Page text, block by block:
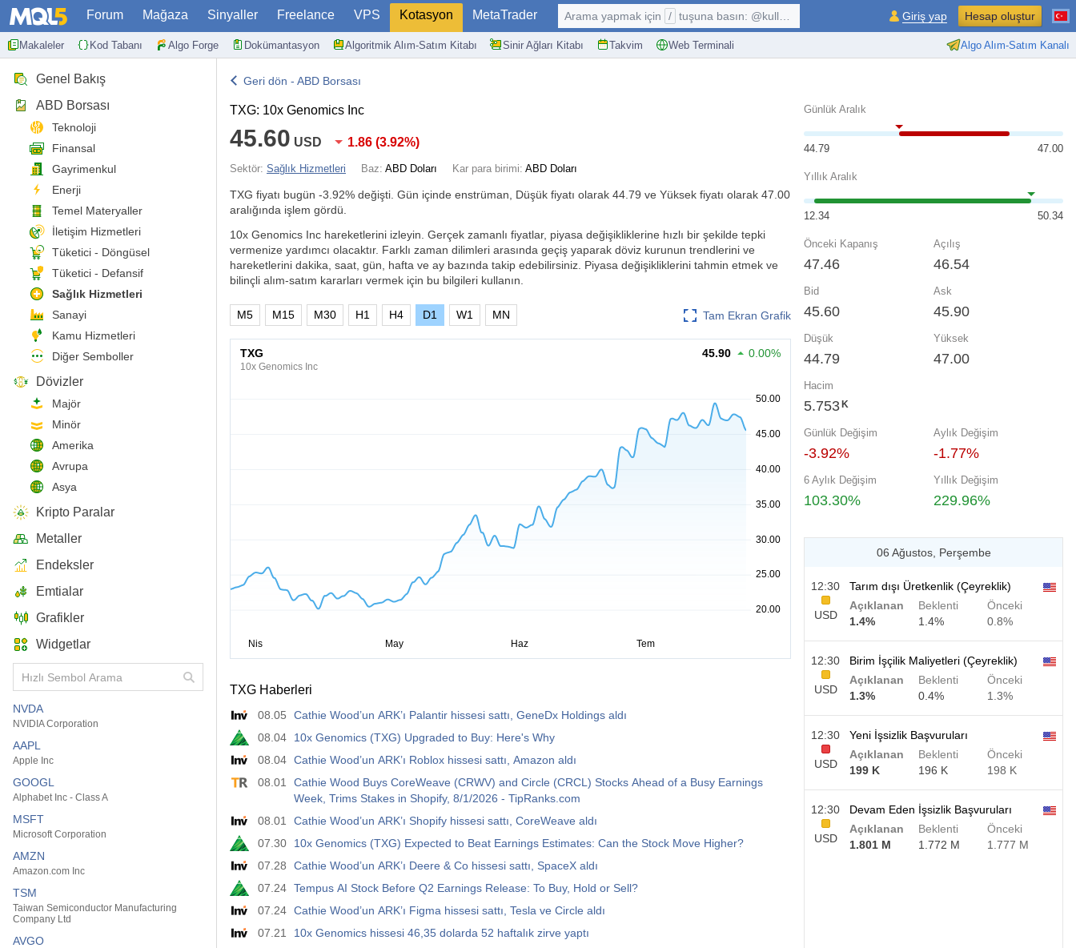
Forum Mağaza Sinyaller Freelance VPS Kotasyon MetaTrader
Makaleler Kod Tabanı Algo Forge Dokümantasyon Algoritmik Alım-Satım Kitabı Sinir Ağları Kitabı Takvim Web Terminali Algo Alım-Satım Kanalı
Arama yapmak için / tuşuna basın: @kullanıcı, $sembol, ... Giriş yap Hesap oluştur
Genel Bakış
ABD Borsası
Teknoloji
Finansal
Gayrimenkul
Enerji
Temel Materyaller
İletişim Hizmetleri
Tüketici - Döngüsel
Tüketici - Defansif
Sağlık Hizmetleri
Sanayi
Kamu Hizmetleri
Diğer Semboller
Dövizler
Majör
Minör
Amerika
Avrupa
Asya
Kripto Paralar
Metaller
Endeksler
Emtialar
Grafikler
Widgetlar
NVDA
NVIDIA Corporation
AAPL
Apple Inc
GOOGL
Alphabet Inc - Class A
MSFT
Microsoft Corporation
AMZN
Amazon.com Inc
TSM
Taiwan Semiconductor Manufacturing
Company Ltd
AVGO
Geri dön - ABD Borsası
TXG: 10x Genomics Inc
45.60 USD 1.86 (3.92%)
Sektör: Sağlık Hizmetleri Baz: ABD Doları Kar para birimi: ABD Doları
TXG fiyatı bugün -3.92% değişti. Gün içinde enstrüman, Düşük fiyatı olarak 44.79 ve Yüksek fiyatı olarak 47.00
aralığında işlem gördü.
10x Genomics Inc hareketlerini izleyin. Gerçek zamanlı fiyatlar, piyasa değişikliklerine hızlı bir şekilde tepki
vermenize yardımcı olacaktır. Farklı zaman dilimleri arasında geçiş yaparak döviz kurunun trendlerini ve
hareketlerini dakika, saat, gün, hafta ve ay bazında takip edebilirsiniz. Piyasa değişikliklerini tahmin etmek ve
bilinçli alım-satım kararları vermek için bu bilgileri kullanın.
Tam Ekran Grafik
M5 M15 M30 H1 H4 D1 W1 MN
TXG
10x Genomics Inc
45.90 0.00%
TXG Haberleri
08.05
Cathie Wood’un ARK’ı Palantir hissesi sattı, GeneDx Holdings aldı
08.04
10x Genomics (TXG) Upgraded to Buy: Here's Why
08.04 Cathie Wood’un ARK’ı Roblox hissesi sattı, Amazon aldı
08.01
Cathie Wood Buys CoreWeave (CRWV) and Circle (CRCL) Stocks Ahead of a Busy Earnings
Week, Trims Stakes in Shopify, 8/1/2026 - TipRanks.com
08.01
Cathie Wood’un ARK’ı Shopify hissesi sattı, CoreWeave aldı
07.30
10x Genomics (TXG) Expected to Beat Earnings Estimates: Can the Stock Move Higher?
07.28
Cathie Wood’un ARK’ı Deere & Co hissesi sattı, SpaceX aldı
07.24 Tempus AI Stock Before Q2 Earnings Release: To Buy, Hold or Sell?
07.24 Cathie Wood’un ARK’ı Figma hissesi sattı, Tesla ve Circle aldı
07.21
10x Genomics hissesi 46,35 dolarda 52 haftalık zirve yaptı
Günlük Aralık
44.79 47.00
Yıllık Aralık
12.34 50.34
Önceki Kapanış
47.46
Açılış
46.54
Bid
45.60
Ask
45.90
Düşük
44.79
Yüksek
47.00
Hacim
5.753 K
Günlük Değişim
-3.92%
Aylık Değişim
-1.77%
6 Aylık Değişim
103.30%
Yıllık Değişim
229.96%
06 Ağustos, Perşembe
12:30
USD
Tarım dışı Üretkenlik (Çeyreklik)
Açıklanan
1.4%
Beklenti
1.4%
Önceki
0.8%
12:30
USD
Birim İşçilik Maliyetleri (Çeyreklik)
Açıklanan
1.3%
Beklenti
0.4%
Önceki
1.3%
12:30
USD
Yeni İşsizlik Başvuruları
Açıklanan
199 K
Beklenti
196 K
Önceki
198 K
12:30
USD
Devam Eden İşsizlik Başvuruları
Açıklanan
1.801 M
Beklenti
1.772 M
Önceki
1.777 M